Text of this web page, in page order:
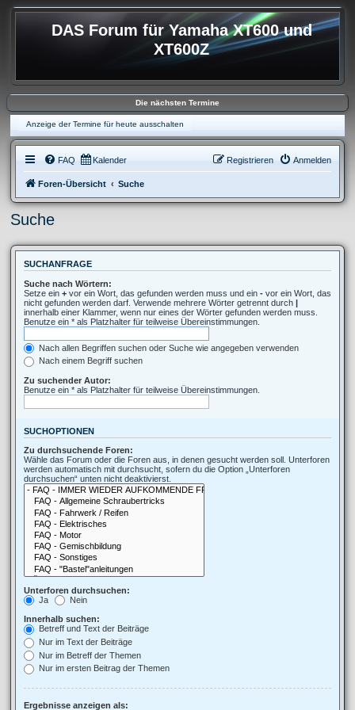
DAS Forum für Yamaha XT600 und
XT600Z
Die nächsten Termine
Anzeige der Termine für heute ausschalten
FAQ Kalender Anmelden
Registrieren
Foren-Übersicht Suche
Suche
SUCHANFRAGE
Suche nach Wörtern:
Setze ein + vor ein Wort, das gefunden werden muss und ein - vor ein Wort, das
nicht gefunden werden darf. Verwende mehrere Wörter getrennt durch |
innerhalb einer Klammer, wenn nur eines der Wörter gefunden werden muss.
Benutze ein * als Platzhalter für teilweise Übereinstimmungen.
Nach allen Begriffen suchen oder Suche wie angegeben verwenden
Nach einem Begriff suchen
Zu suchender Autor:
Benutze ein * als Platzhalter für teilweise Übereinstimmungen.
SUCHOPTIONEN
Zu durchsuchende Foren:
Wähle das Forum oder die Foren aus, in denen gesucht werden soll. Unterforen
werden automatisch mit durchsucht, sofern du die Option „Unterforen
durchsuchen“ unten nicht deaktivierst.
Unterforen durchsuchen:
Ja
Nein
Innerhalb suchen:
Betreff und Text der Beiträge
Nur im Text der Beiträge
Nur im Betreff der Themen
Nur im ersten Beitrag der Themen
Ergebnisse anzeigen als: